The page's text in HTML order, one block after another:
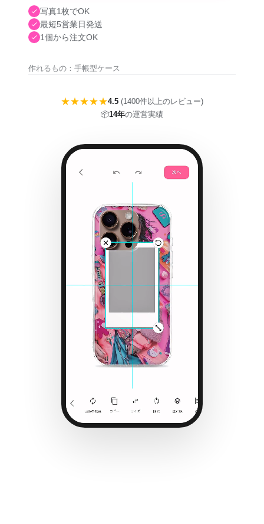
写真1枚でOK
最短5営業日発送
1個から注文OK
作れるもの：手帳型ケース
★★★★★4.5 (1400件以上のレビュー)
📦14年の運営実績